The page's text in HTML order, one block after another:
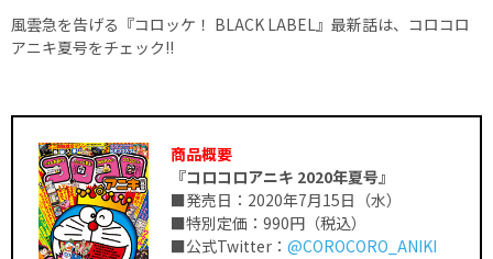
風雲急を告げる『コロッケ！ BLACK LABEL』最新話は、コロコロ
アニキ夏号をチェック!!
商品概要
『コロコロアニキ 2020年夏号』
■発売日：2020年7月15日（水）
■特別定価：990円（税込）
■公式Twitter： @COROCORO_ANIKI